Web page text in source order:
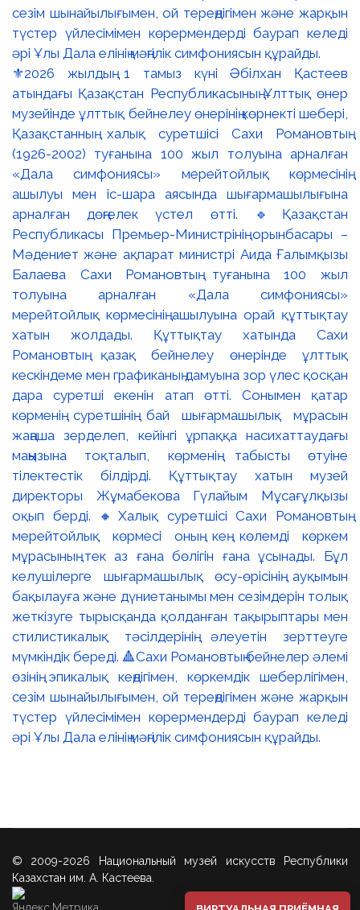
⚜️2026 жылдың 1 тамыз күні Әбілхан Қастеев
атындағы Қазақстан Республикасының Ұлттық өнер
музейінде ұлттық бейнелеу өнерінің көрнекті шебері,
Қазақстанның халық суретшісі Сахи Романовтың
(1926-2002) туғанына 100 жыл толуына арналған
«Дала симфониясы» мерейтойлық көрмесінің
ашылуы мен іс-шара аясында шығармашылығына
арналған дөңгелек үстел өтті. 🔹Қазақстан
Республикасы Премьер-Министрінің орынбасары –
Мәдениет және ақпарат министрі Аида Ғалымқызы
Балаева Сахи Романовтың туғанына 100 жыл
толуына арналған «Дала симфониясы»
мерейтойлық көрмесінің ашылуына орай құттықтау
хатын жолдады. Құттықтау хатында Сахи
Романовтың қазақ бейнелеу өнерінде ұлттық
кескіндеме мен графиканың дамуына зор үлес қосқан
дара суретші екенін атап өтті. Сонымен қатар
көрменің суретшінің бай шығармашылық мұрасын
жаңаша зерделеп, кейінгі ұрпаққа насихаттаудағы
маңызына тоқталып, көрменің табысты өтуіне
тілектестік білдірді. Құттықтау хатын музей
директоры Жұмабекова Гүлайым Мұсағұлқызы
оқып берді. 🔸Халық суретшісі Сахи Романовтың
мерейтойлық көрмесі оның кең көлемді көркем
мұрасының тек аз ғана бөлігін ғана ұсынады. Бұл
келушілерге шығармашылық өсу-өрісінің ауқымын
бақылауға және дүниетанымы мен сезімдерін толық
жеткізуге тырысқанда қолданған тақырыптары мен
стилистикалық тәсілдерінің әлеуетін зерттеуге
мүмкіндік береді. 🔺Сахи Романовтың бейнелер әлемі
өзінің эпикалық кеңдігімен, көркемдік шеберлігімен,
сезім шынайылығымен, ой тереңдігімен және жарқын
түстер үйлесімімен көрермендерді баурап келеді
әрі Ұлы Дала елінің мәңгілік симфониясын құрайды.
© 2009-2026 Национальный музей искусств Республики
Казахстан им. А. Кастеева.